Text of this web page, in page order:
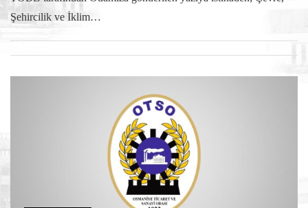
Şehircilik ve İklim…